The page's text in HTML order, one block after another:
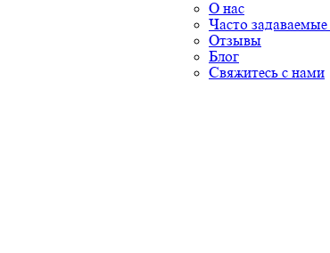
О нас
Часто
Отзывы
Блог
Свяжитесь с нами